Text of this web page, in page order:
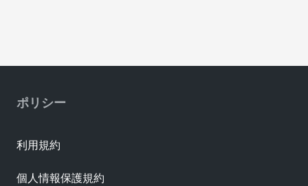
ポリシー
利用規約
個人情報保護規約